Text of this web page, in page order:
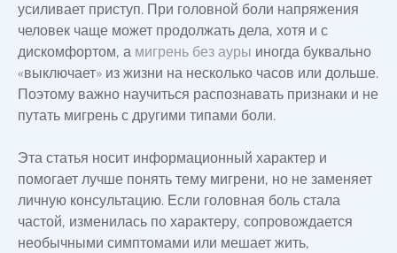
усиливает приступ. При головной боли напряжения
человек чаще может продолжать дела, хотя и с
дискомфортом, а мигрень без ауры иногда буквально
«выключает» из жизни на несколько часов или дольше.
Поэтому важно научиться распознавать признаки и не
путать мигрень с другими типами боли.
Эта статья носит информационный характер и
помогает лучше понять тему мигрени, но не заменяет
личную консультацию. Если головная боль стала
частой, изменилась по характеру, сопровождается
необычными симптомами или мешает жить,